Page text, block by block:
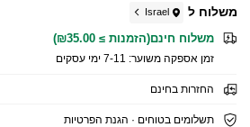
משלוח ל Israel
משלוח חינם(הזמנות ≥ ₪35.00)
זמן אספקה ​​משוער: 7-11 ימי עסקים
החזרות בחינם
תשלומים בטוחים · הגנת הפרטיות